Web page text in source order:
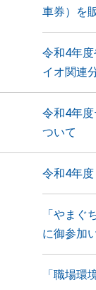
車券）を
令和4年
イオ関連
令和4年
ついて
令和4年
「やま
に御参加
「職場環